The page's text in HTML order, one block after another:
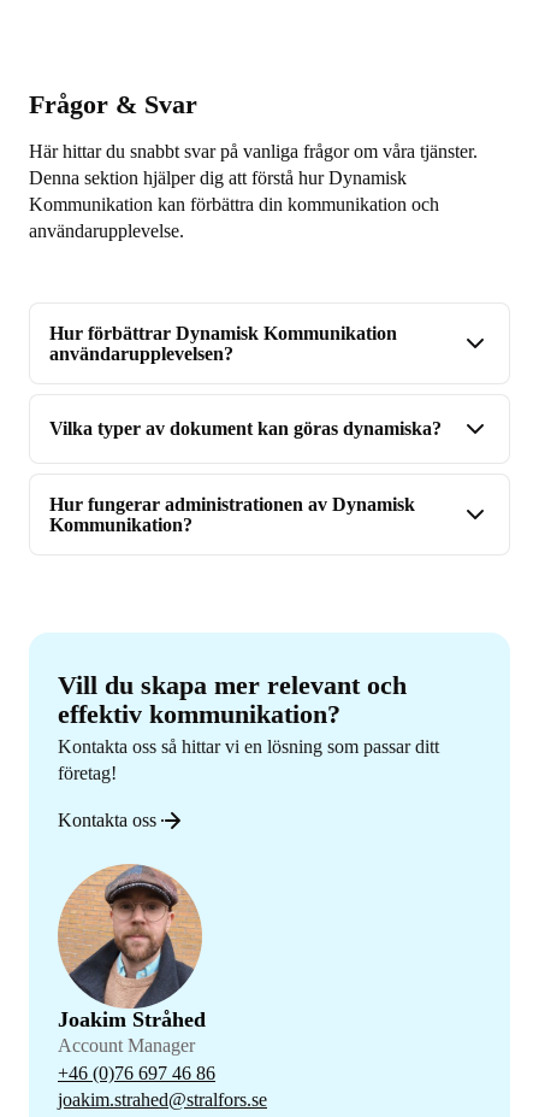
Frågor & Svar
Här hittar du snabbt svar på vanliga frågor om våra tjänster.
Denna sektion hjälper dig att förstå hur Dynamisk
Kommunikation kan förbättra din kommunikation och
användarupplevelse.
Hur förbättrar Dynamisk Kommunikation
användarupplevelsen?
Vilka typer av dokument kan göras dynamiska?
Hur fungerar administrationen av Dynamisk
Kommunikation?
Vill du skapa mer relevant och
effektiv kommunikation?
Kontakta oss så hittar vi en lösning som passar ditt
företag!
Kontakta oss
Joakim Stråhed
Account Manager
+46 (0)76 697 46 86
joakim.strahed@stralfors.se